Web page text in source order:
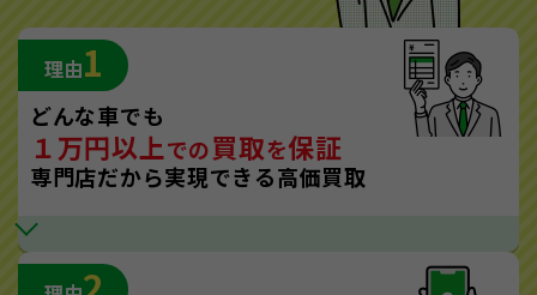
理由1
どんな車でも
１万円以上での買取を保証
専門店だから実現できる高価買取